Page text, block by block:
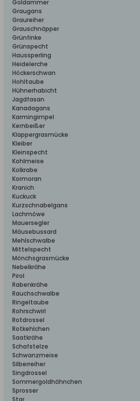
Goldammer
Graugans
Graureiher
Grauschnäpper
Grünfinke
Grünspecht
Haussperling
Heidelerche
Höckerschwan
Hohltaube
Hühnerhabicht
Jagdfasan
Kanadagans
Karmingimpel
Kernbeißer
Klappergrasmücke
Kleiber
Kleinspecht
Kohlmeise
Kolkrabe
Kormoran
Kranich
Kuckuck
Kurzschnabelgans
Lachmöwe
Mauersegler
Mäusebussard
Mehlschwalbe
Mittelspecht
Mönchsgrasmücke
Nebelkrähe
Pirol
Rabenkrähe
Rauchschwalbe
Ringeltaube
Rohrschwirl
Rotdrossel
Rotkehlchen
Saatkrähe
Schafstelze
Schwanzmeise
Silberreiher
Singdrossel
Sommergoldhähnchen
Sprosser
Star